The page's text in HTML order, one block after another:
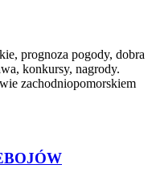
prognoza pogody, dobra
konkursy, nagrody.
zachodniopomorskiem